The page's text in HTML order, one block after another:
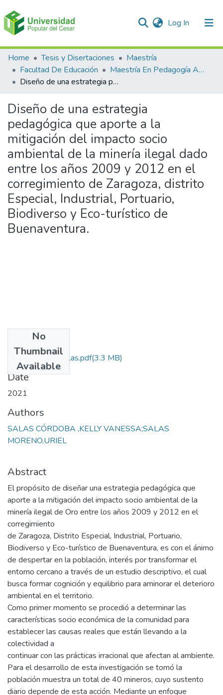
Log In (current)
Communities & Collections
All of DSpace
Home Tesis y Disertaciones
Maestría
Facultad De Educación
Maestría En Pedagogía Ambiental Para El desarrollo Sostenible
Diseño de una estrategia pedagógica que aporte a la mitigación del impacto socio ambiental de la minería ilegal dado entre los años 2009 y 2012 en el corregimiento de Zaragoza, distrito Especial, Industrial, Portuario, Biodiverso y Eco-turístico de Buenaventura.
Diseño de una estrategia
pedagógica que aporte a la
mitigación del impacto socio
ambiental de la minería ilegal dado
entre los años 2009 y 2012 en el
corregimiento de Zaragoza, distrito
Especial, Industrial, Portuario,
Biodiverso y Eco-turístico de
Buenaventura.
No
Thumbnail
Available
Proyecto Uriel Salas.pdf(3.3 MB)
Date
2021
Authors
SALAS CÓRDOBA ,KELLY VANESSA;SALAS
MORENO,URIEL
Abstract
El propósito de diseñar una estrategia pedagógica que
aporte a la mitigación del impacto socio ambiental de la
minería ilegal de Oro entre los años 2009 y 2012 en el
corregimiento
de Zaragoza, Distrito Especial, Industrial, Portuario,
Biodiverso y Eco-turístico de Buenaventura, es con el ánimo
de despertar en la población, interés por transformar el
entorno cercano a través de un estudio descriptivo, el cual
busca formar cognición y equilibrio para aminorar el deterioro
ambiental en el territorio.
Como primer momento se procedió a determinar las
características socio económica de la comunidad para
establecer las causas reales que están llevando a la
colectividad a
continuar con las prácticas irracional que afectan al ambiente.
Para el desarrollo de esta investigación se tomó la
población muestra un total de 40 mineros, cuyo sustento
diario depende de esta acción. Mediante un enfoque